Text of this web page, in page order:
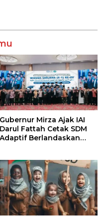
SDM
Gubernur Mirza Ajak IAI
Darul Fattah Cetak SDM
Adaptif Berlandaskan